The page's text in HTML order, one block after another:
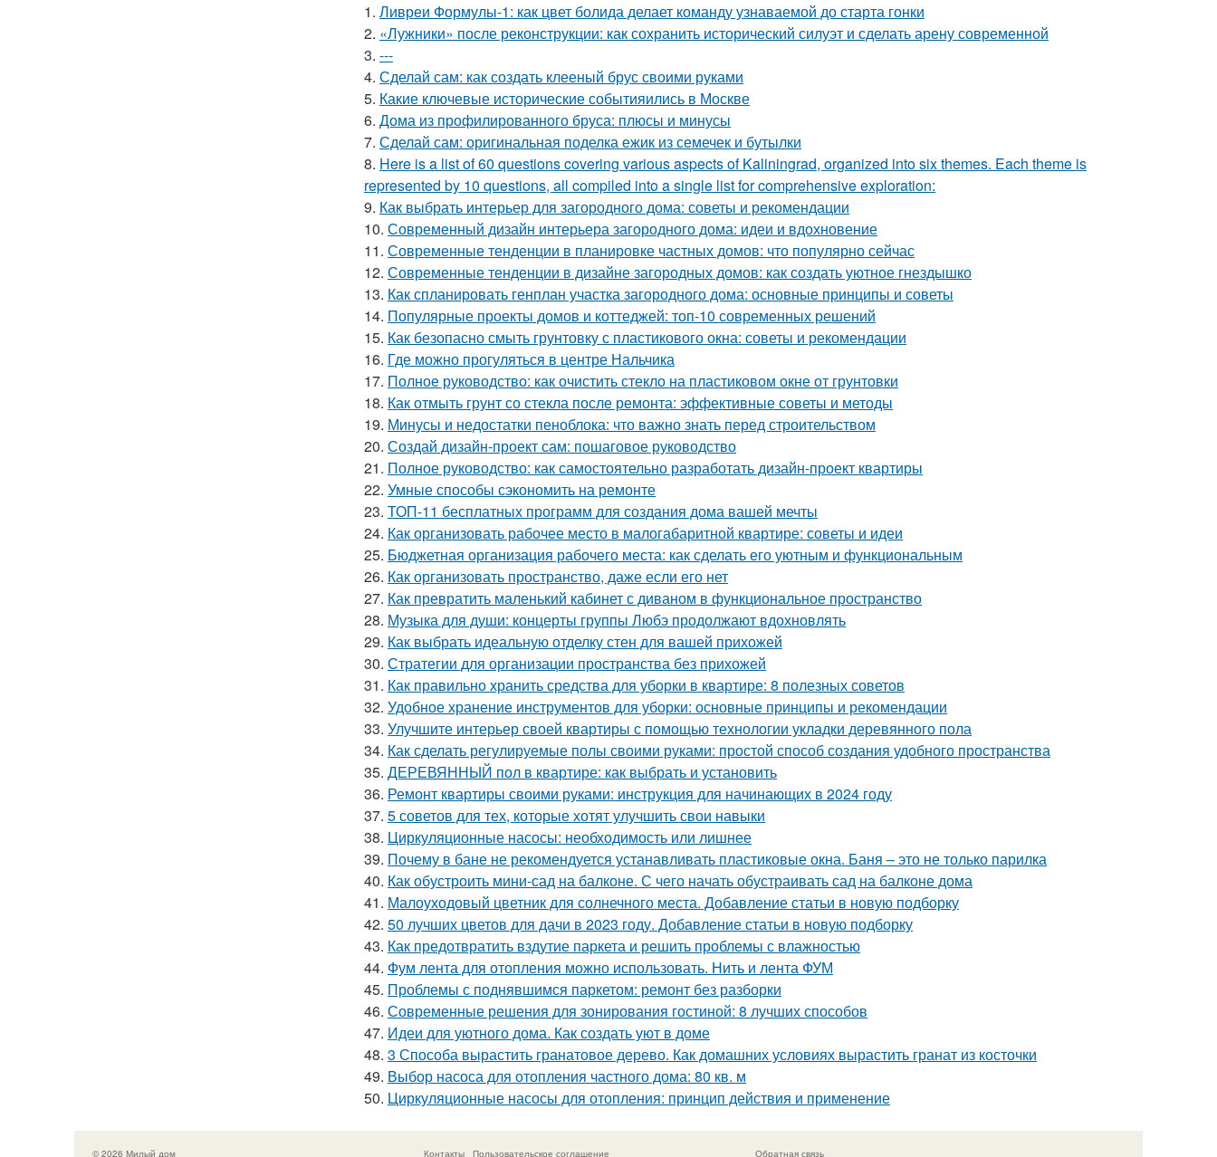
1. Ливреи Формулы-1: как цвет болида делает команду узнаваемой до старта гонки
2. «Лужники» после реконструкции: как сохранить исторический силуэт и сделать арену современной
3. ---
4. Сделай сам: как создать клееный брус своими руками
5. Какие ключевые исторические событияились в Москве
6. Дома из профилированного бруса: плюсы и минусы
7. Сделай сам: оригинальная поделка ежик из семечек и бутылки
8. Here is a list of 60 questions covering various aspects of Kaliningrad, organized into six themes. Each theme is
represented by 10 questions, all compiled into a single list for comprehensive exploration:
9. Как выбрать интерьер для загородного дома: советы и рекомендации
10. Современный дизайн интерьера загородного дома: идеи и вдохновение
11. Современные тенденции в планировке частных домов: что популярно сейчас
12. Современные тенденции в дизайне загородных домов: как создать уютное гнездышко
13. Как спланировать генплан участка загородного дома: основные принципы и советы
14. Популярные проекты домов и коттеджей: топ-10 современных решений
15. Как безопасно смыть грунтовку с пластикового окна: советы и рекомендации
16. Где можно прогуляться в центре Нальчика
17. Полное руководство: как очистить стекло на пластиковом окне от грунтовки
18. Как отмыть грунт со стекла после ремонта: эффективные советы и методы
19. Минусы и недостатки пеноблока: что важно знать перед строительством
20. Создай дизайн-проект сам: пошаговое руководство
21. Полное руководство: как самостоятельно разработать дизайн-проект квартиры
22. Умные способы сэкономить на ремонте
23. ТОП-11 бесплатных программ для создания дома вашей мечты
24. Как организовать рабочее место в малогабаритной квартире: советы и идеи
25. Бюджетная организация рабочего места: как сделать его уютным и функциональным
26. Как организовать пространство, даже если его нет
27. Как превратить маленький кабинет с диваном в функциональное пространство
28. Музыка для души: концерты группы Любэ продолжают вдохновлять
29. Как выбрать идеальную отделку стен для вашей прихожей
30. Стратегии для организации пространства без прихожей
31. Как правильно хранить средства для уборки в квартире: 8 полезных советов
32. Удобное хранение инструментов для уборки: основные принципы и рекомендации
33. Улучшите интерьер своей квартиры с помощью технологии укладки деревянного пола
34. Как сделать регулируемые полы своими руками: простой способ создания удобного пространства
35. ДЕРЕВЯННЫЙ пол в квартире: как выбрать и установить
36. Ремонт квартиры своими руками: инструкция для начинающих в 2024 году
37. 5 советов для тех, которые хотят улучшить свои навыки
38. Циркуляционные насосы: необходимость или лишнее
39. Почему в бане не рекомендуется устанавливать пластиковые окна. Баня – это не только парилка
40. Как обустроить мини-сад на балконе. С чего начать обустраивать сад на балконе дома
41. Малоуходовый цветник для солнечного места. Добавление статьи в новую подборку
42. 50 лучших цветов для дачи в 2023 году. Добавление статьи в новую подборку
43. Как предотвратить вздутие паркета и решить проблемы с влажностью
44. Фум лента для отопления можно использовать. Нить и лента ФУМ
45. Проблемы с поднявшимся паркетом: ремонт без разборки
46. Современные решения для зонирования гостиной: 8 лучших способов
47. Идеи для уютного дома. Как создать уют в доме
48. 3 Способа вырастить гранатовое дерево. Как домашних условиях вырастить гранат из косточки
49. Выбор насоса для отопления частного дома: 80 кв. м
50. Циркуляционные насосы для отопления: принцип действия и применение
© 2026 Милый дом Контакты Пользовательское соглашение Обратная связь